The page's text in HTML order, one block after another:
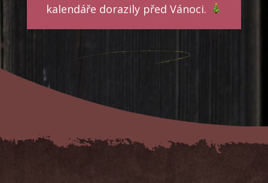
kalendáře dorazily před Vánoci.